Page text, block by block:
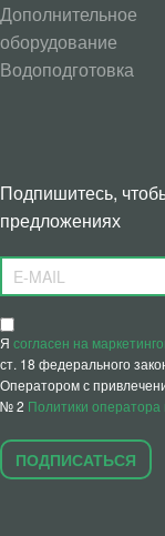
Дополнительное
оборудование
Водоподготовка
Подпишитесь,
предложениях
Я согласен на
ст. 18 федерального
Оператором с
№ 2 Политики
ПОДПИСАТЬСЯ